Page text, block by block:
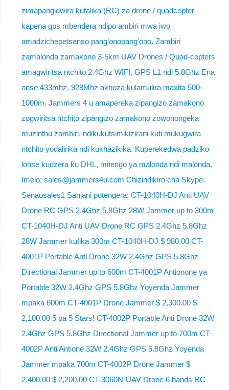
zimapangidwira kutalika (RC) za drone / quadcopter
kapena gps mbendera ndipo ambiri mwa iwo
amadzichepetsanso pang’onopang’ono. Zambiri
zamalonda zamakono 3-5km UAV Drones / Quad-copters
amagwiritsa ntchito 2.4Ghz WIFI, GPS L1 ndi 5.8Ghz Ena
onse 433mhz, 928Mhz akhoza kulamulira maxita 500-
1000m. Jammers 4 u amapereka zipangizo zamakono
zogwiritsa ntchito zipangizo zamakono zowonongeka
muzinthu zambiri, ndikukutsimikizirani kuti mukugwira
ntchito yodalirika ndi kukhazikika. Kuperekedwa padziko
lonse kudzera ku DHL, mitengo ya malonda ndi malonda.
Imelo: sales@jammers4u.com Chizindikiro cha Skype:
Senaosales1 Sanjani potengera: CT-1040H-DJ Anti UAV
Drone RC GPS 2.4Ghz 5.8Ghz 28W Jammer up to 300m
CT-1040H-DJ Anti UAV Drone RC GPS 2.4Ghz 5.8Ghz
28W Jammer kufika 300m CT-1040H-DJ $ 980.00 CT-
4001P Portable Anti Drone 32W 2.4Ghz GPS 5.8Ghz
Directional Jammer up to 600m CT-4001P Antionone ya
Portable 32W 2.4Ghz GPS 5.8Ghz Yoyenda Jammer
mpaka 600m CT-4001P Drone Jammer $ 2,300.00 $
2,100.00 5 pa 5 Stars! CT-4002P Portable Anti Drone 32W
2.4Ghz GPS 5.8Ghz Directional Jammer up to 700m CT-
4002P Anti Antione 32W 2.4Ghz GPS 5.8Ghz Yoyenda
Jammer mpaka 700m CT-4002P Drone Jammer $
2,400.00 $ 2,200.00 CT-3060N-UAV Drone 6 bands RC